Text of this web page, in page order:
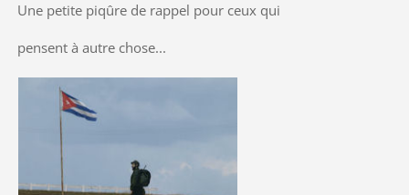
Une petite piqûre de rappel pour ceux qui
pensent à autre chose...